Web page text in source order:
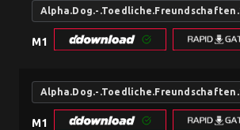
Alpha.Dog.-
M1
Alpha.Dog.-
M1